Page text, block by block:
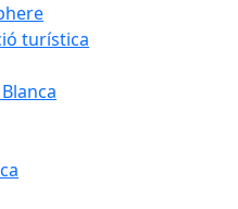
turística